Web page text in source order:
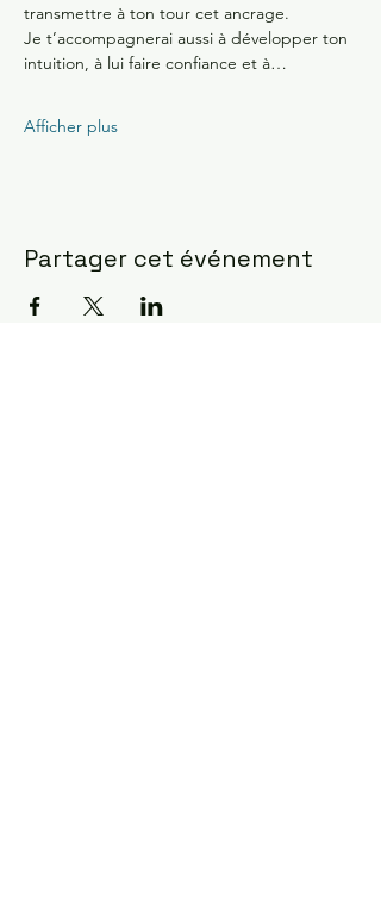
transmettre à ton tour cet ancrage.
Je t’accompagnerai aussi à développer ton
intuition, à lui faire confiance et à…
Afficher plus
Partager cet événement